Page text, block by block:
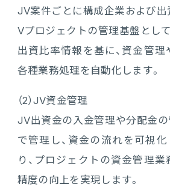
JV案件ごとに構成企業および出
Vプロジェクトの管理基盤とし
出資比率情報を基に、資金管
各種業務処理を自動化します。
（2）JV資金管理
JV出資金の入金管理や分配金
で管理し、資金の流れを可視
り、プロジェクトの資金管理
精度の向上を実現します。